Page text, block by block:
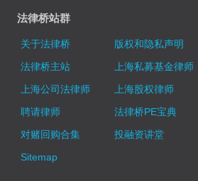
法律桥站群
关于法律桥 版权和隐私声明
法律桥主站
上海私募基金律师
上海公司法律师
上海股权律师
聘请律师
法律桥PE宝典
对赌回购合集
投融资讲堂
Sitemap